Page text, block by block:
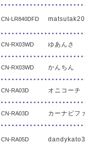
CN-LR840DFD
CN-RX03WD ゆあんさ
CN-RX03WD かんちん
CN-RA03D オニコーチ
CN-RA03D カーナビフ
CN-RA05D